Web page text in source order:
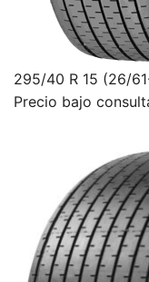
295/40 R 15 (26/
Precio bajo